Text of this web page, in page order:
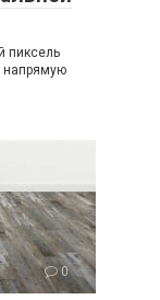
пиксель
напрямую
0